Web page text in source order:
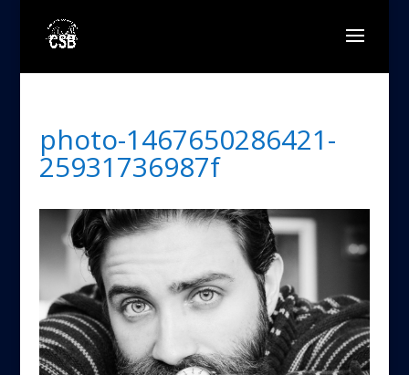
photo-1467650286421-
25931736987f